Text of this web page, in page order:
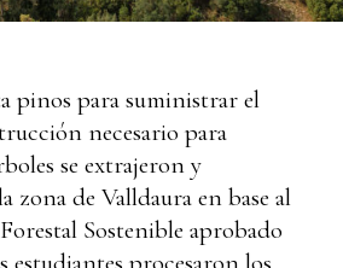
pinos para suministrar el
necesario para
se extrajeron y
zona de Valldaura en base al
Sostenible aprobado